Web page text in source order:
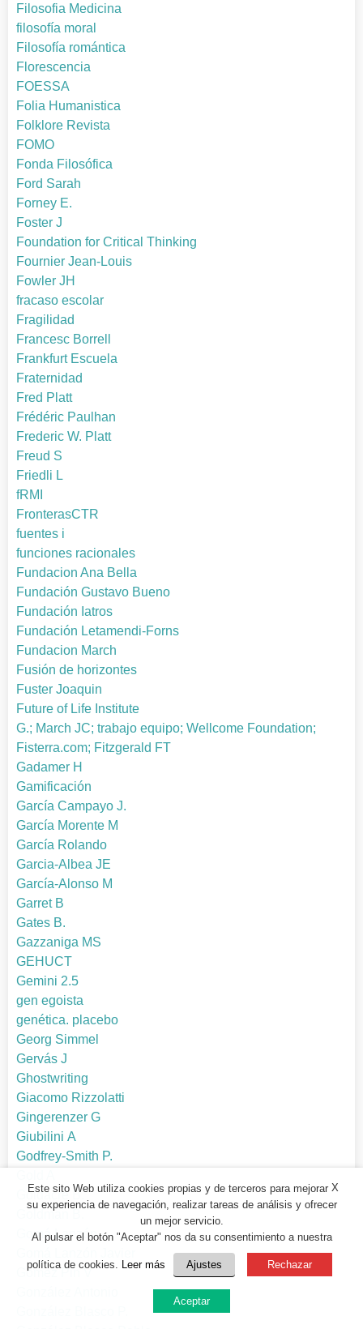
Filosofia Medicina
filosofía moral
Filosofía romántica
Florescencia
FOESSA
Folia Humanistica
Folklore Revista
FOMO
Fonda Filosófica
Ford Sarah
Forney E.
Foster J
Foundation for Critical Thinking
Fournier Jean-Louis
Fowler JH
fracaso escolar
Fragilidad
Francesc Borrell
Frankfurt Escuela
Fraternidad
Fred Platt
Frédéric Paulhan
Frederic W. Platt
Freud S
Friedli L
fRMI
FronterasCTR
fuentes i
funciones racionales
Fundacion Ana Bella
Fundación Gustavo Bueno
Fundación Iatros
Fundación Letamendi-Forns
Fundacion March
Fusión de horizontes
Fuster Joaquin
Future of Life Institute
G.; March JC; trabajo equipo; Wellcome Foundation;
Fisterra.com; Fitzgerald FT
Gadamer H
Gamificación
García Campayo J.
García Morente M
García Rolando
Garcia-Albea JE
García-Alonso M
Garret B
Gates B.
Gazzaniga MS
GEHUCT
Gemini 2.5
gen egoista
genética. placebo
Georg Simmel
Gervás J
Ghostwriting
Giacomo Rizzolatti
Gingerenzer G
Giubilini A
Godfrey-Smith P.
Goldacre B.
Goldman B.
Gomá Lanzón
Gómez Pin V
X
Este sito Web utiliza cookies propias y de terceros para mejorar
su experiencia de navegación, realizar tareas de análisis y ofrecer
un mejor servicio.
Al pulsar el botón "Aceptar" nos da su consentimiento a nuestra
política de cookies. Leer más Ajustes Rechazar
Aceptar